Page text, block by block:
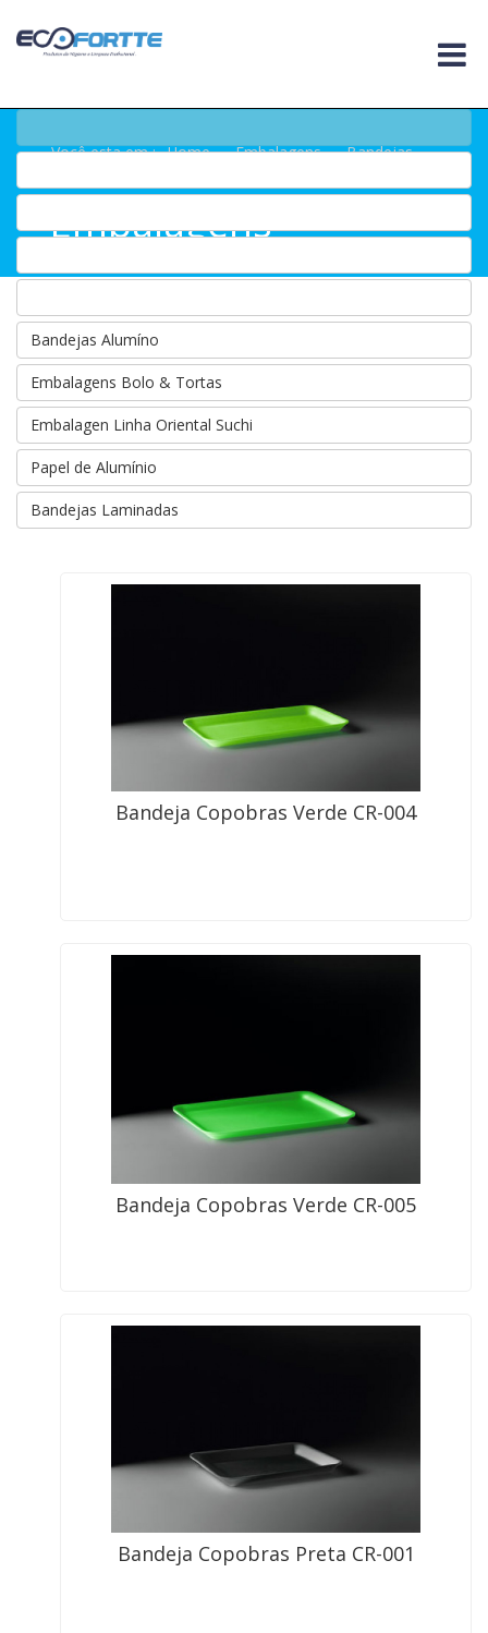
Você esta em : Home . Embalagens . Bandejas
Embalagens
Bandejas Alumíno
Embalagens Bolo & Tortas
Embalagen Linha Oriental Suchi
Papel de Alumínio
Bandejas Laminadas
Bandeja Copobras Verde CR-004
Bandeja Copobras Verde CR-005
Bandeja Copobras Preta CR-001